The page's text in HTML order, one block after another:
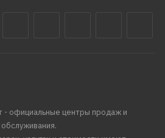
официальные центры продаж и
обслуживания.